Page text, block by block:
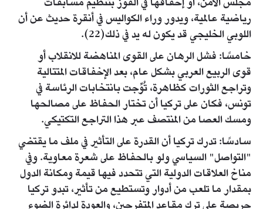
رياضية عالمية، ويدور وراء الكواليس في أنقرة حديث عن أن
اللوبي الخليجي قد يكون له يد في ذلك(22).
خامسًا: فشل الرهان على القوى المناهضة للانقلاب أو
قوى الربيع العربي بشكل عام، بعد الإخفاقات المتتالية
وتراجع الثورات كظاهرة، تُوِّجت بانتخابات الرئاسة في
تونس، فكان على تركيا أن تختار الحفاظ على مصالحها
ومسك العصا من المنتصف عبر هذا التراجع التكتيكي.
سادسًا: تدرك تركيا أن القدرة على التأثير في ملف ما يقتضي
"التواصل" السياسي ولو بالحفاظ على شعرة معاوية. وفي
مناخ العلاقات الدولية التي تتحدد فيها قيمة ومكانة الدول
بمقدار ما تلعب من أدوار وتستطيع من تأثير، تبدو تركيا